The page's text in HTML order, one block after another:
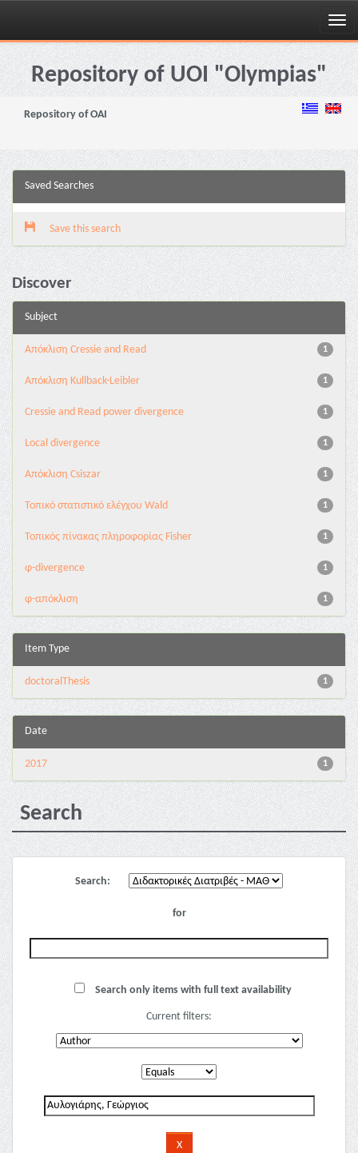
Skip
navigationRepository of UOI "Olympias"
Repository of OAI
Saved Searches
Save this search
Discover
Subject
1
Aπόκλιση Cressie and Read
1
Aπόκλιση Kullback-Leibler
1
Cressie and Read power divergence
1
Local divergence
1
Απόκλιση Csiszar
1
Τοπικό στατιστικό ελέγχου Wald
1
Τοπικός πίνακας πληροφορίας Fisher
1
φ-divergence
1
φ-απόκλιση
Item Type
1
doctoralThesis
Date
1
2017
Search
Search:
for
Search only items with full text availability
Current filters: